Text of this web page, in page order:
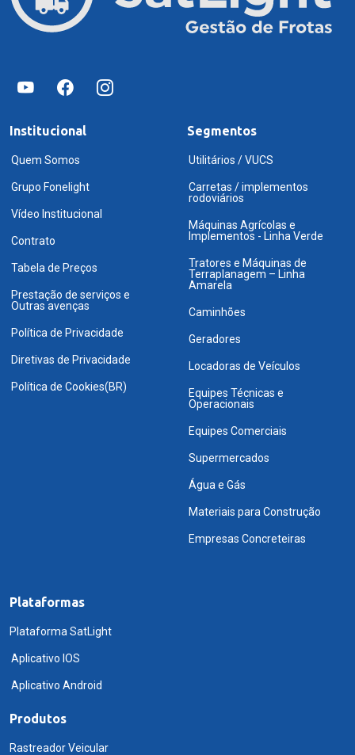
Institucional
Quem Somos
Grupo Fonelight
Vídeo Institucional
Contrato
Tabela de Preços
Prestação de serviços e
Outras avenças
Política de Privacidade
Diretivas de Privacidade
Política de Cookies(BR)
Segmentos
Utilitários / VUCS
Carretas / implementos
rodoviários
Máquinas Agrícolas e
Implementos - Linha Verde
Tratores e Máquinas de
Terraplanagem – Linha
Amarela
Caminhões
Geradores
Locadoras de Veículos
Equipes Técnicas e
Operacionais
Equipes Comerciais
Supermercados
Água e Gás
Materiais para Construção
Empresas Concreteiras
Plataformas
Plataforma SatLight
Aplicativo IOS
Aplicativo Android
Produtos
Rastreador Veicular